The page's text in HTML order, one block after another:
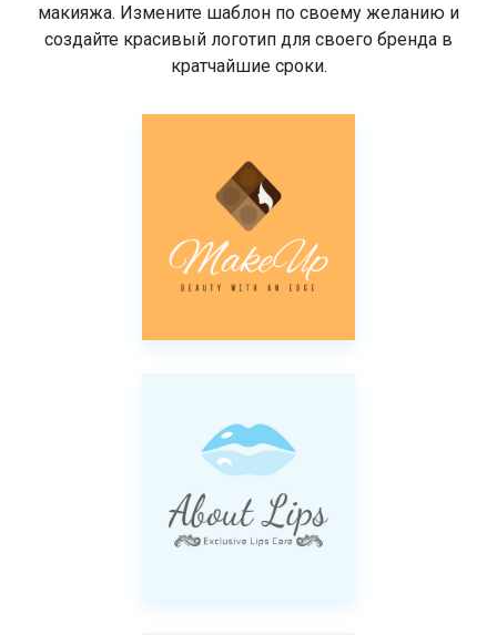
макияжа. Измените шаблон по своему желанию и
создайте красивый логотип для своего бренда в
кратчайшие сроки.